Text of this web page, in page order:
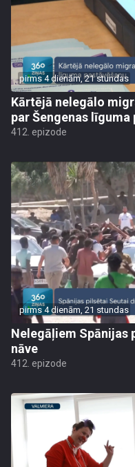
pirms 4 dienām, 21 stundas
Kārtējā nelegālo
par Šengenas līguma
412. epizode
pirms 4 dienām, 21 stundas
Nelegāļiem Spānijas
nāve
412. epizode